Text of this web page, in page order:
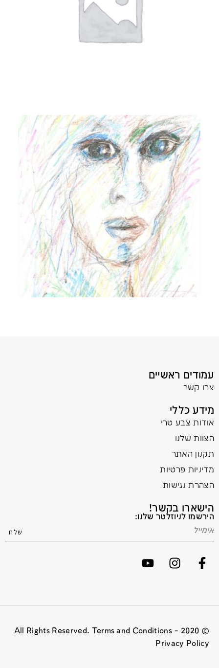
עמודים ראשיים
צרו קשר
מידע כללי
אודות צבע טרי
הצוות שלנו
תקנון האתר
מדיניות פרטיות
הצהרת נגישות
הישארו בקשר!
הירשמו לניוזלטר שלנו:
© 2020 All Rights Reserved. Terms and Conditions –
Privacy Policy